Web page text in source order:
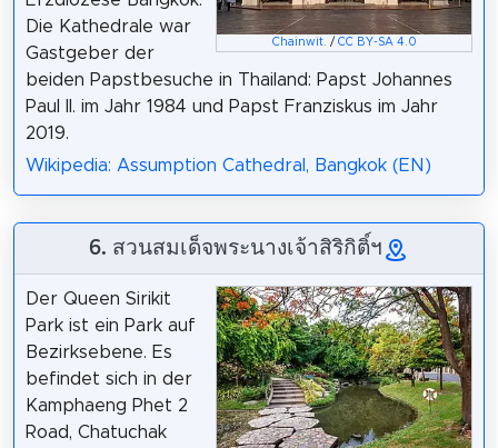
Chainwit. / CC BY-SA 4.0
Die Kathedrale war
Gastgeber der
beiden Papstbesuche in Thailand: Papst Johannes
Paul II. im Jahr 1984 und Papst Franziskus im Jahr
2019.
Wikipedia: Assumption Cathedral, Bangkok (EN)
6. สวนสมเด็จพระนางเจ้าสิริกิติ์ฯ
Der Queen Sirikit
Park ist ein Park auf
Bezirksebene. Es
befindet sich in der
Kamphaeng Phet 2
Road, Chatuchak